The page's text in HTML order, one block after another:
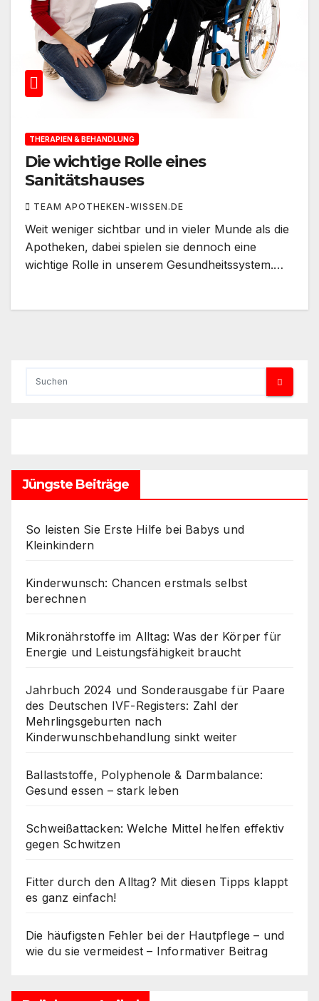
THERAPIEN & BEHANDLUNG
Die wichtige Rolle eines
Sanitätshauses
TEAM APOTHEKEN-WISSEN.DE
Weit weniger sichtbar und in vieler Munde als die
Apotheken, dabei spielen sie dennoch eine
wichtige Rolle in unserem Gesundheitssystem.…
Jüngste Beiträge
So leisten Sie Erste Hilfe bei Babys und
Kleinkindern
Kinderwunsch: Chancen erstmals selbst
berechnen
Mikronährstoffe im Alltag: Was der Körper für
Energie und Leistungsfähigkeit braucht
Jahrbuch 2024 und Sonderausgabe für Paare
des Deutschen IVF-Registers: Zahl der
Mehrlingsgeburten nach
Kinderwunschbehandlung sinkt weiter
Ballaststoffe, Polyphenole & Darmbalance:
Gesund essen – stark leben
Schweißattacken: Welche Mittel helfen effektiv
gegen Schwitzen
Fitter durch den Alltag? Mit diesen Tipps klappt
es ganz einfach!
Die häufigsten Fehler bei der Hautpflege – und
wie du sie vermeidest – Informativer Beitrag